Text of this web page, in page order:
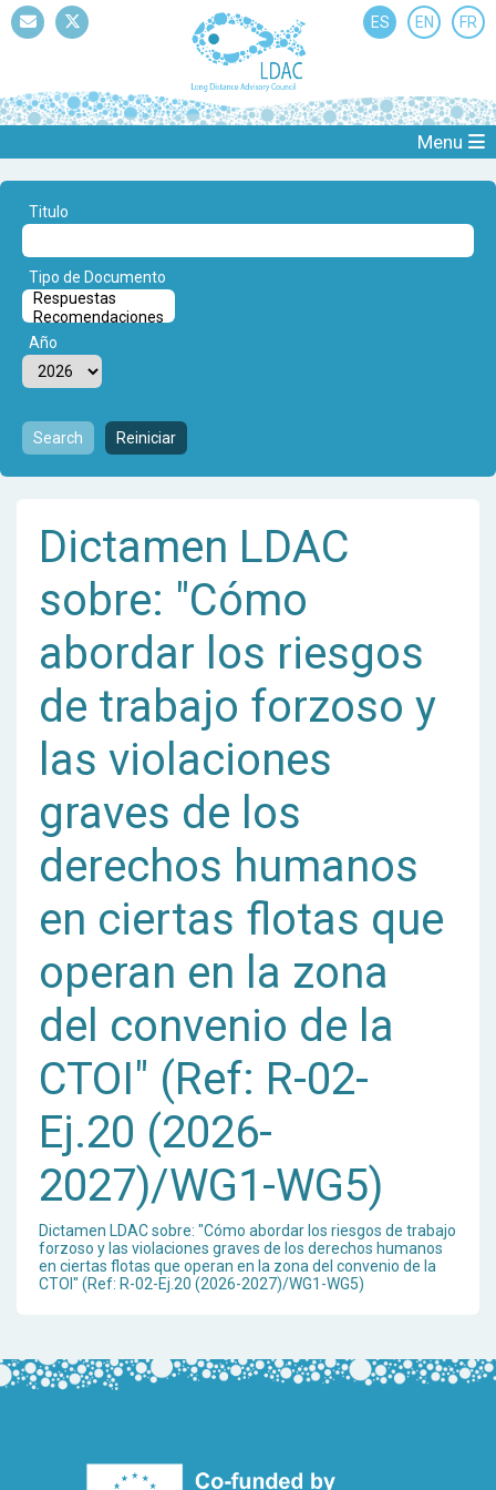
ES EN FR
Menu
Titulo
Tipo de Documento
Año
Search Reiniciar
Dictamen LDAC
sobre: "Cómo
abordar los riesgos
de trabajo forzoso y
las violaciones
graves de los
derechos humanos
en ciertas flotas que
operan en la zona
del convenio de la
CTOI" (Ref: R-02-
Ej.20 (2026-
2027)/WG1-WG5)
Dictamen LDAC sobre: "Cómo abordar los riesgos de trabajo
forzoso y las violaciones graves de los derechos humanos
en ciertas flotas que operan en la zona del convenio de la
CTOI" (Ref: R-02-Ej.20 (2026-2027)/WG1-WG5)